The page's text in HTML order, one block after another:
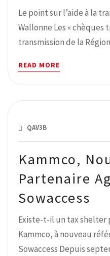
Le point sur l’aide à la
Wallonne Les « chèques
transmission de la
READ MORE
Kammco,
Partenaire
Sowaccess
QAV3B
Existe-t-il un tax shelter
Kammco, à nouveau
Sowaccess Depuis